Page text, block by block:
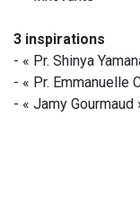
3 inspirations
- « Pr. Shinya
- « Pr. Emmanuelle
- « Jamy Gourmaud